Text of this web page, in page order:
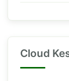
Cloud